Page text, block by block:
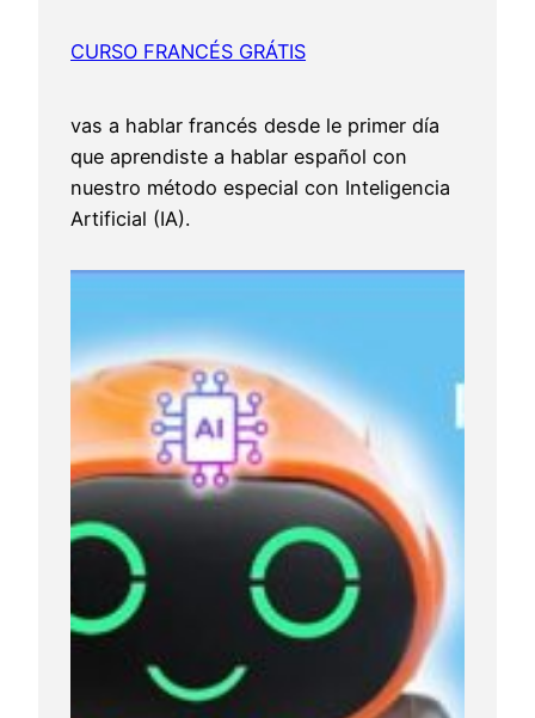
CURSO FRANCÉS GRÁTIS
vas a hablar francés desde le primer día
que aprendiste a hablar español con
nuestro método especial con Inteligencia
Artificial (IA).